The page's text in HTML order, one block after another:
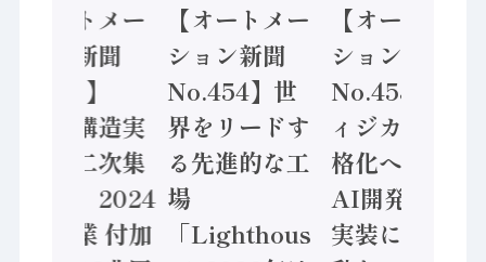
【オートメー
ション新聞
No.455】
「経済構造実
態調査二次集
計結果」2024
年製造業 付加
【オートメー
ション新聞
No.454】世
界をリードす
る先進的な工
場
「Lighthous
【オートメー
ション新聞
No.453】フ
ィジカルAI本
格化へ 国産
AI開発や社会
実装に活発な